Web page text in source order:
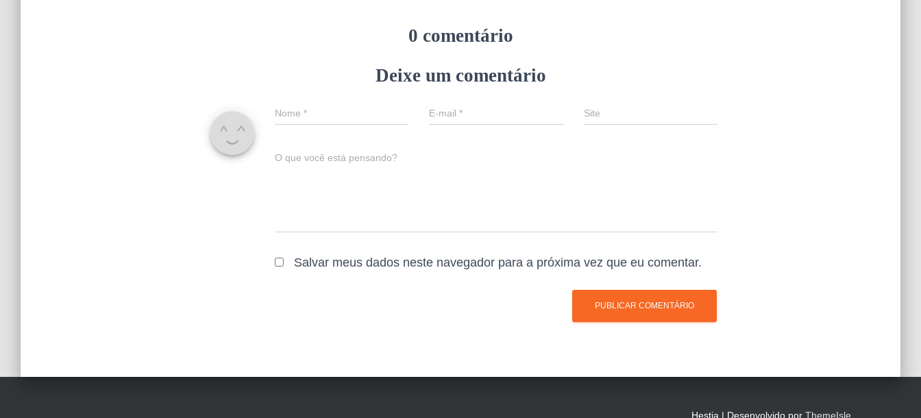
0 comentário
Deixe um comentário
Nome * E-mail* Site
O que você está pensando?
Salvar meus dados neste navegador para a próxima vez que eu comentar.
Hestia | Desenvolvido por ThemeIsle